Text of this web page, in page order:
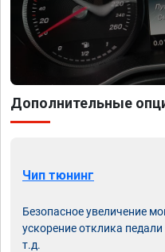
Дополнительные
Чип тюнинг
Безопасное увеличение
ускорение отклика педали
т.д.